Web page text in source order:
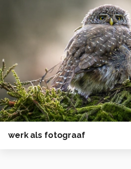
werk als fotograaf